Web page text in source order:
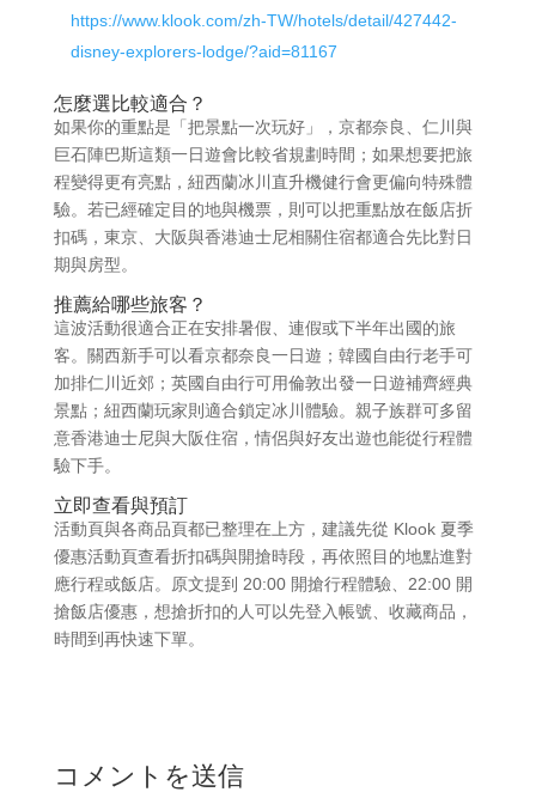
https://www.klook.com/zh-TW/hotels/detail/427442-
disney-explorers-lodge/?aid=81167
怎麼選比較適合？
如果你的重點是「把景點一次玩好」，京都奈良、仁川與
巨石陣巴斯這類一日遊會比較省規劃時間；如果想要把旅
程變得更有亮點，紐西蘭冰川直升機健行會更偏向特殊體
驗。若已經確定目的地與機票，則可以把重點放在飯店折
扣碼，東京、大阪與香港迪士尼相關住宿都適合先比對日
期與房型。
推薦給哪些旅客？
這波活動很適合正在安排暑假、連假或下半年出國的旅
客。關西新手可以看京都奈良一日遊；韓國自由行老手可
加排仁川近郊；英國自由行可用倫敦出發一日遊補齊經典
景點；紐西蘭玩家則適合鎖定冰川體驗。親子族群可多留
意香港迪士尼與大阪住宿，情侶與好友出遊也能從行程體
驗下手。
立即查看與預訂
活動頁與各商品頁都已整理在上方，建議先從 Klook 夏季
優惠活動頁查看折扣碼與開搶時段，再依照目的地點進對
應行程或飯店。原文提到 20:00 開搶行程體驗、22:00 開
搶飯店優惠，想搶折扣的人可以先登入帳號、收藏商品，
時間到再快速下單。
コメントを送信